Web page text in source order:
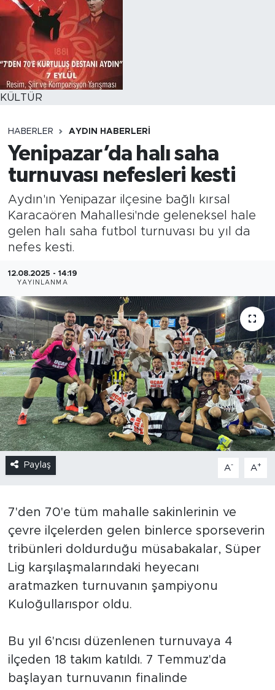
KÜLTÜR
HABERLER AYDIN HABERLERI
Yenipazar’da halı saha
turnuvası nefesleri kesti
Aydın'ın Yenipazar ilçesine bağlı kırsal
Karacaören Mahallesi'nde geleneksel hale
gelen halı saha futbol turnuvası bu yıl da
nefes kesti.
12.08.2025 - 14:19
YAYINLANMA
Paylaş A- A+
7'den 70'e tüm mahalle sakinlerinin ve
çevre ilçelerden gelen binlerce sporseverin
tribünleri doldurduğu müsabakalar, Süper
Lig karşılaşmalarındaki heyecanı
aratmazken turnuvanın şampiyonu
Kuloğullarıspor oldu.
Bu yıl 6'ncısı düzenlenen turnuvaya 4
ilçeden 18 takım katıldı. 7 Temmuz'da
başlayan turnuvanın finalinde